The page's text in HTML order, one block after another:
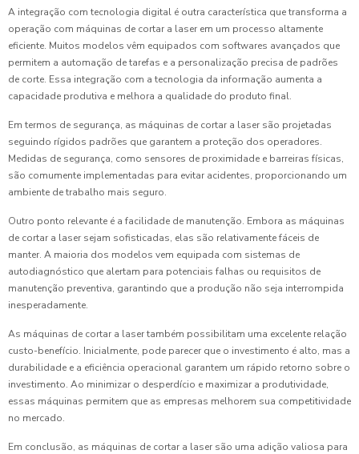
A integração com tecnologia digital é outra característica que transforma a
operação com máquinas de cortar a laser em um processo altamente
eficiente. Muitos modelos vêm equipados com softwares avançados que
permitem a automação de tarefas e a personalização precisa de padrões
de corte. Essa integração com a tecnologia da informação aumenta a
capacidade produtiva e melhora a qualidade do produto final.
Em termos de segurança, as máquinas de cortar a laser são projetadas
seguindo rígidos padrões que garantem a proteção dos operadores.
Medidas de segurança, como sensores de proximidade e barreiras físicas,
são comumente implementadas para evitar acidentes, proporcionando um
ambiente de trabalho mais seguro.
Outro ponto relevante é a facilidade de manutenção. Embora as máquinas
de cortar a laser sejam sofisticadas, elas são relativamente fáceis de
manter. A maioria dos modelos vem equipada com sistemas de
autodiagnóstico que alertam para potenciais falhas ou requisitos de
manutenção preventiva, garantindo que a produção não seja interrompida
inesperadamente.
As máquinas de cortar a laser também possibilitam uma excelente relação
custo-benefício. Inicialmente, pode parecer que o investimento é alto, mas a
durabilidade e a eficiência operacional garantem um rápido retorno sobre o
investimento. Ao minimizar o desperdício e maximizar a produtividade,
essas máquinas permitem que as empresas melhorem sua competitividade
no mercado.
Em conclusão, as máquinas de cortar a laser são uma adição valiosa para